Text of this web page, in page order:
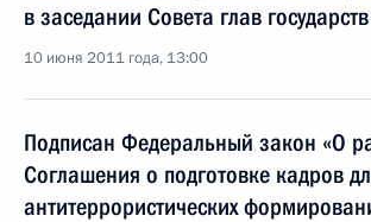
в заседании Совета глав
10 июня 2011 года, 13:00
Подписан Федеральный закон «О
Соглашения о подготовке кадров
антитеррористических